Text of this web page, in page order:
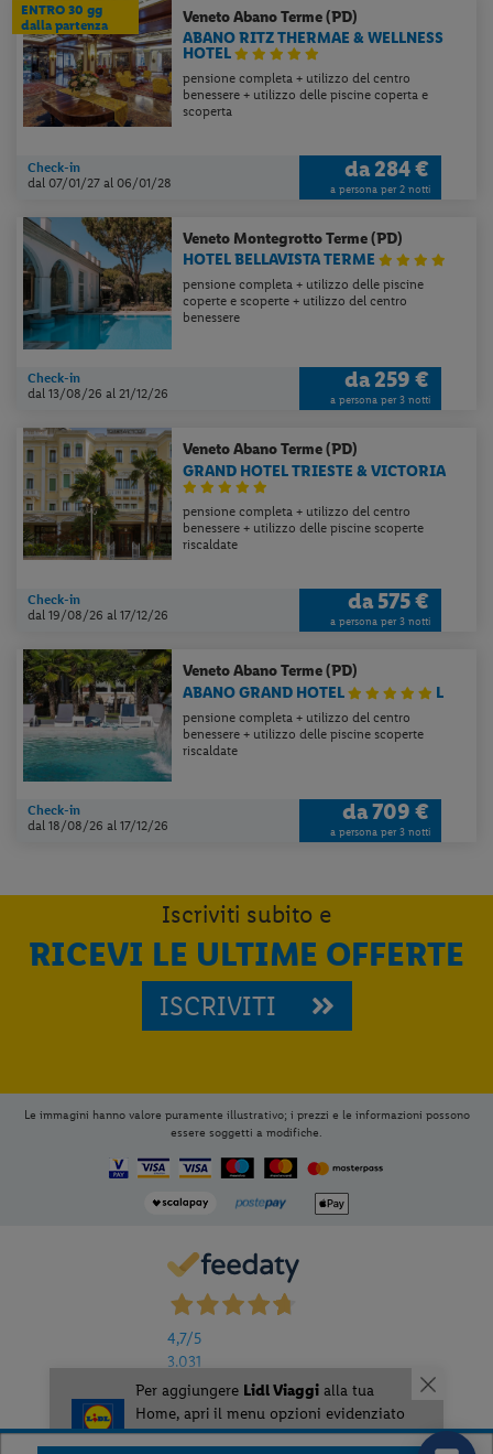
VenetoAbano Terme (PD)
ABANO RITZ THERMAE & WELLNESS
HOTEL
pensione completa + utilizzo del centro
benessere + utilizzo delle piscine coperta e
scoperta
ENTRO 30 gg
dalla partenza
Check-in
dal 07/01/27al 06/01/28
da284 €
a persona per 2 notti
Veneto Montegrotto Terme (PD)
HOTEL BELLAVISTA TERME
pensione completa + utilizzo delle piscine
coperte e scoperte + utilizzo del centro
benessere
Check-in
dal 13/08/26al 21/12/26
da259 €
a persona per 3 notti
VenetoAbano Terme (PD)
GRAND HOTEL TRIESTE & VICTORIA
pensione completa + utilizzo del centro
benessere + utilizzo delle piscine scoperte
riscaldate
Check-in
dal 19/08/26al 17/12/26
da575 €
a persona per 3 notti
VenetoAbano Terme (PD)
ABANO GRAND HOTEL
L
pensione completa + utilizzo del centro
benessere + utilizzo delle piscine scoperte
riscaldate
Check-in
dal 18/08/26al 17/12/26
da709 €
a persona per 3 notti
Iscriviti subito e
RICEVI LE ULTIME OFFERTE
ISCRIVITI
Le immagini hanno valore puramente illustrativo; i prezzi e le informazioni possono
essere soggetti a modifiche.
4,7/5
3.031
Recensioni
0471 806678
Per aggiungere Lidl Viaggi alla tua
Home, apri il menu opzioni evidenziato
dall' icona
e selezionaInstalla